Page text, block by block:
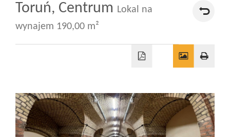
Wirtualne
Wizyty
Notatnik
Toruń, Centrum Lokal na
wynajem 190,00 m²